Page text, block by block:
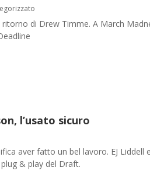
di Drew Timme. A March
l’usato sicuro
aver fatto un bel lavoro. EJ Liddell e
& play del Draft.